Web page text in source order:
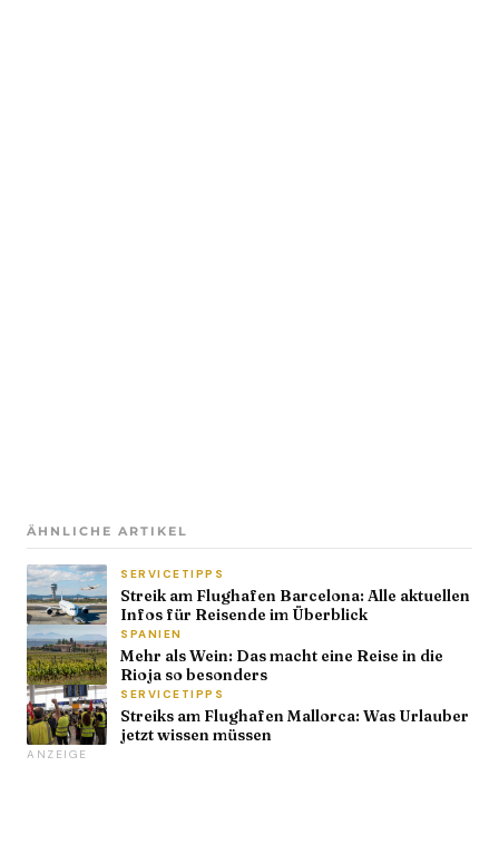
ÄHNLICHE ARTIKEL
SERVICETIPPS
Streik am Flughafen Barcelona: Alle aktuellen
Infos für Reisende im Überblick
SPANIEN
Mehr als Wein: Das macht eine Reise in die
Rioja so besonders
SERVICETIPPS
Streiks am Flughafen Mallorca: Was Urlauber
jetzt wissen müssen
ANZEIGE